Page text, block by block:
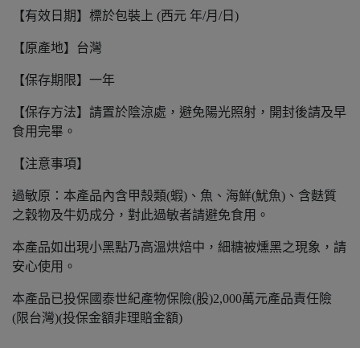
【有效日期】標於包裝上 (西元 年/月/日)
【原產地】台灣
【保存期限】一年
【保存方法】請置於陰涼處，避免陽光照射，開封後請及早
食用完畢。
【注意事項】
過敏原：本產品內含甲殼類(蝦)、魚、海鮮(魷魚)、含麩質
之穀物及牛奶成分，對此過敏者請避免食用。
本產品如出現小黑點乃高溫烘焙中，細糖被燻黑之現象，請
安心使用。
本產品已投保國泰世紀產物保險(股)2,000萬元產品責任險
(限台灣)(投保金額非理賠金額)